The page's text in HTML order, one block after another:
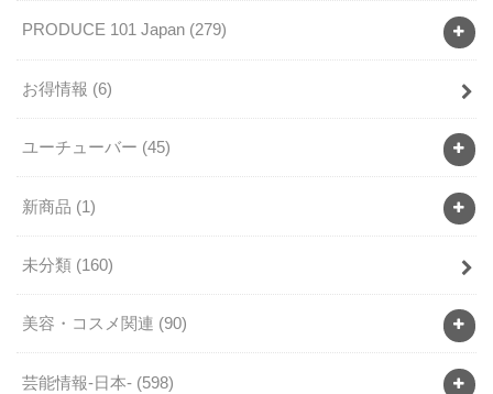
PRODUCE 101 Japan (279)
お得情報 (6)
ユーチューバー (45)
新商品 (1)
未分類 (160)
美容・コスメ関連 (90)
芸能情報-日本- (598)